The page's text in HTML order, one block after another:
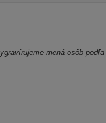
mená osôb podľa